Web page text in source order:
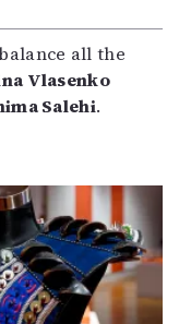
all the
Vlasenko
Salehi.